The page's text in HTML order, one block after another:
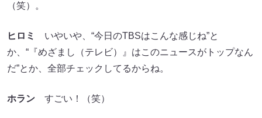
（笑）。
ヒロミ
いやいや、“今日のTBSはこんな感じね”と
か、“『めざまし（テレビ）』はこのニュースがトップなん
だ”とか、全部チェックしてるからね。
ホラン すごい！（笑）